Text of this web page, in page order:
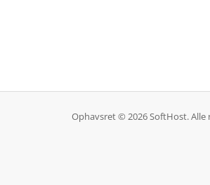
Ophavsret © 2026 SoftHost.